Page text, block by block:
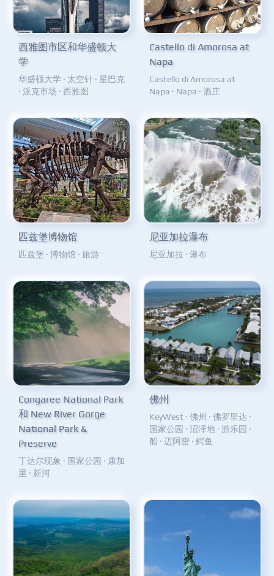
西雅图市区和华盛顿大
学
华盛顿大学 · 太空针 · 星巴克
· 派克市场 · 西雅图
Castello di Amorosa at
Napa
Castello di Amorosa at
Napa · Napa · 酒庄
匹兹堡博物馆
匹兹堡 · 博物馆 · 旅游
尼亚加拉瀑布
尼亚加拉 · 瀑布
Congaree National Park
和 New River Gorge
National Park &
Preserve
丁达尔现象 · 国家公园 · 康加
里 · 新河
佛州
KeyWest · 佛州 · 佛罗里达 ·
国家公园 · 沼泽地 · 游乐园 ·
船 · 迈阿密 · 鳄鱼